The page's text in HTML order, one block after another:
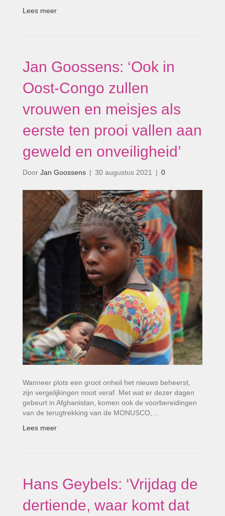
Lees meer
Jan Goossens: ‘Ook in
Oost-Congo zullen
vrouwen en meisjes als
eerste ten prooi vallen aan
geweld en onveiligheid’
Door Jan Goossens | 30 augustus 2021 | 0
Wanneer plots een groot onheil het nieuws beheerst,
zijn vergelijkingen nooit veraf. Met wat er dezer dagen
gebeurt in Afghanistan, komen ook de voorbereidingen
van de terugtrekking van de MONUSCO,…
Lees meer
Hans Geybels: ‘Vrijdag de
dertiende, waar komt dat